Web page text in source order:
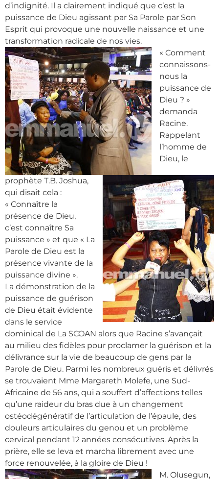
d’indignité. Il a clairement indiqué que c’est la
puissance de Dieu agissant par Sa Parole par Son
Esprit qui provoque une nouvelle naissance et une
transformation radicale de nos vies.
« Comment
connaissons-
nous la
puissance de
Dieu ? »
demanda
Racine.
Rappelant
l’homme de
Dieu, le
prophète T.B. Joshua,
qui disait cela :
« Connaître la
présence de Dieu,
c’est connaître Sa
puissance » et que « La
Parole de Dieu est la
présence vivante de la
puissance divine ».
La démonstration de la
puissance de guérison
de Dieu était évidente
dans le service
dominical de La SCOAN alors que Racine s’avançait
au milieu des fidèles pour proclamer la guérison et la
délivrance sur la vie de beaucoup de gens par la
Parole de Dieu. Parmi les nombreux guéris et délivrés
se trouvaient Mme Margareth Molefe, une Sud-
Africaine de 56 ans, qui a souffert d’affections telles
qu’une raideur du bras due à un changement
ostéodégénératif de l’articulation de l’épaule, des
douleurs articulaires du genou et un problème
cervical pendant 12 années consécutives. Après la
prière, elle se leva et marcha librement avec une
force renouvelée, à la gloire de Dieu !
M. Olusegun,